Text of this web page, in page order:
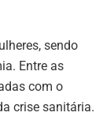
sendo
Entre as
com o
crise sanitária.